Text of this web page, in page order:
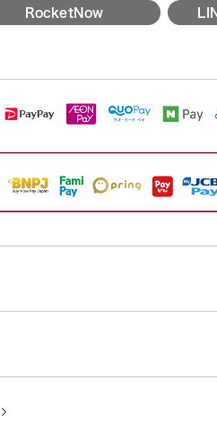
RocketNow